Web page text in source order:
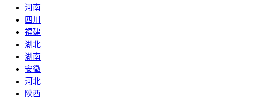
河南
四川
福建
湖北
湖南
安徽
河北
陕西